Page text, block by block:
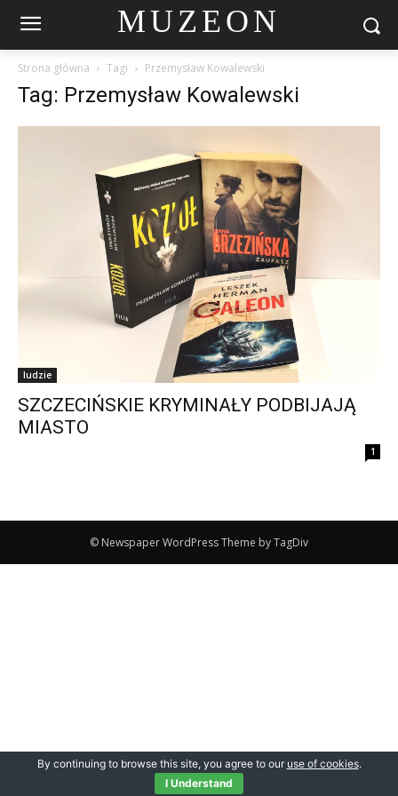
MUZEON
Strona główna Tagi Przemysław Kowalewski
Tag: Przemysław Kowalewski
ludzie
SZCZECIŃSKIE KRYMINAŁY PODBIJAJĄ
MIASTO
1
© Newspaper WordPress Theme by TagDiv
By continuing to browse this site, you agree to our use of cookies.
I Understand